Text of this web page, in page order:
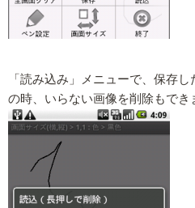
「読み込み」メニューで、保存
の時、いらない画像を削除もでき